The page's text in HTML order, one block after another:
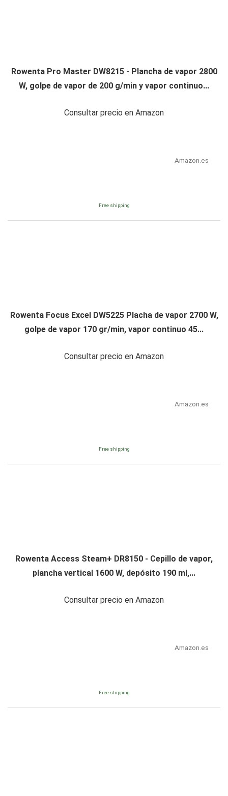
Rowenta Pro Master DW8215 - Plancha de vapor 2800
W, golpe de vapor de 200 g/min y vapor continuo...
Consultar precio en Amazon
Amazon.es
Free shipping
Rowenta Focus Excel DW5225 Placha de vapor 2700 W,
golpe de vapor 170 gr/min, vapor continuo 45...
Consultar precio en Amazon
Amazon.es
Free shipping
Rowenta Access Steam+ DR8150 - Cepillo de vapor,
plancha vertical 1600 W, depósito 190 ml,...
Consultar precio en Amazon
Amazon.es
Free shipping